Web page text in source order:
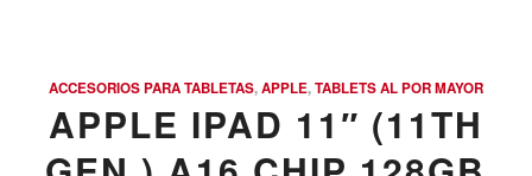
ACCESORIOS PARA TABLETAS,APPLE,TABLETS AL POR MAYOR
APPLE IPAD 11″ (11TH